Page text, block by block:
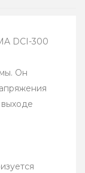
DCI-300
Он